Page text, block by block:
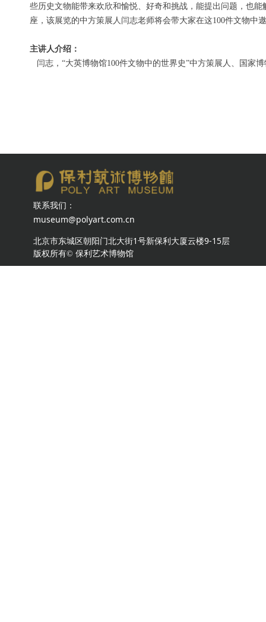
些历史文物能带来欢欣和愉悦、好奇和挑战，能提出问题，也
座，该展览的中方策展人闫志老师将会带大家在这100件文物中
主讲人介绍：
闫志，“大英博物馆100件文物中的世界史”中方策展人、国家
版权所有© 保利艺术博物馆
联系我们：
museum@polyart.com.cn
北京市东城区朝阳门北大街1号新保利大厦云楼9-15层